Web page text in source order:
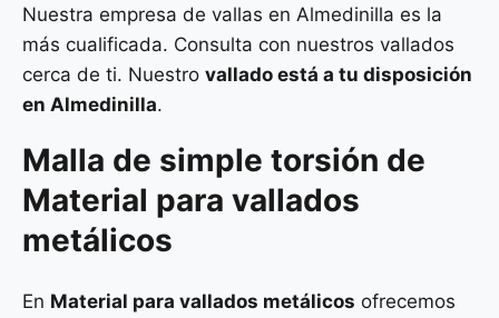
Nuestra empresa de vallas en Almedinilla es la
más cualificada. Consulta con nuestros vallados
cerca de ti. Nuestro vallado está a tu disposición
en Almedinilla.
Malla de simple torsión de
Material para vallados
metálicos
En Material para vallados metálicos ofrecemos